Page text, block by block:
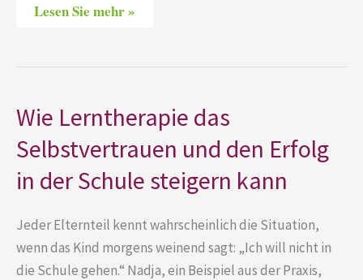
Lesen Sie mehr »
Wie Lerntherapie das
Selbstvertrauen und den Erfolg
in der Schule steigern kann
Jeder Elternteil kennt wahrscheinlich die Situation,
wenn das Kind morgens weinend sagt: „Ich will nicht in
die Schule gehen.“ Nadja, ein Beispiel aus der Praxis,
Wie
Lerntherapie
das
Selbstvertrauen
und
den
Erfolg
der
Schule
steigern
kann